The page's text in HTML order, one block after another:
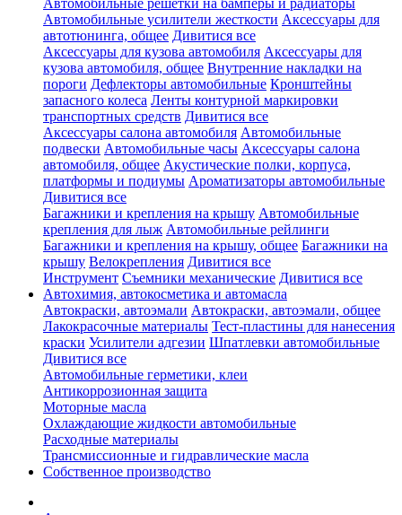
Автомобильные решетки на бамперы и радиаторы
Автомобильные усилители жесткости Аксессуары для
автотюнинга, общее Дивитися все
Аксессуары для кузова автомобиля Аксессуары для
кузова автомобиля, общее Внутренние накладки на
пороги Дефлекторы автомобильные Кронштейны
запасного колеса Ленты контурной маркировки
транспортных средств Дивитися все
Аксессуары салона автомобиля Автомобильные
подвески Автомобильные часы Аксессуары салона
автомобиля, общее Акустические полки, корпуса,
платформы и подиумы Ароматизаторы автомобильные
Дивитися все
Багажники и крепления на крышу Автомобильные
крепления для лыж Автомобильные рейлинги
Багажники и крепления на крышу, общее Багажники на
крышу Велокрепления Дивитися все
Инструмент Съемники механические Дивитися все
Автохимия, автокосметика и автомасла
Автокраски, автоэмали Автокраски, автоэмали, общее
Лакокрасочные материалы Тест-пластины для нанесения
краски Усилители адгезии Шпатлевки автомобильные
Дивитися все
Автомобильные герметики, клеи
Антикоррозионная защита
Моторные масла
Охлаждающие жидкости автомобильные
Расходные материалы
Трансмиссионные и гидравлические масла
Собственное производство